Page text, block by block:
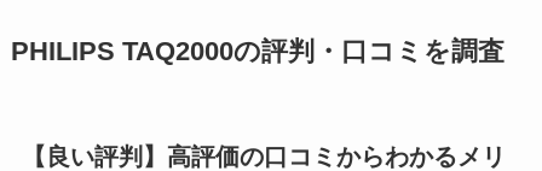
PHILIPS TAQ2000の評判・口コミを調査
【良い評判】高評価の口コミからわかるメリ